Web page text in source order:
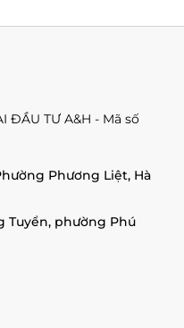
Vương, Phường
đường Quang
Royal Island,
Phường
ĐẦU TƯ A&H - Mã số
Phương Liệt, Hà
Tuyển, phường Phú